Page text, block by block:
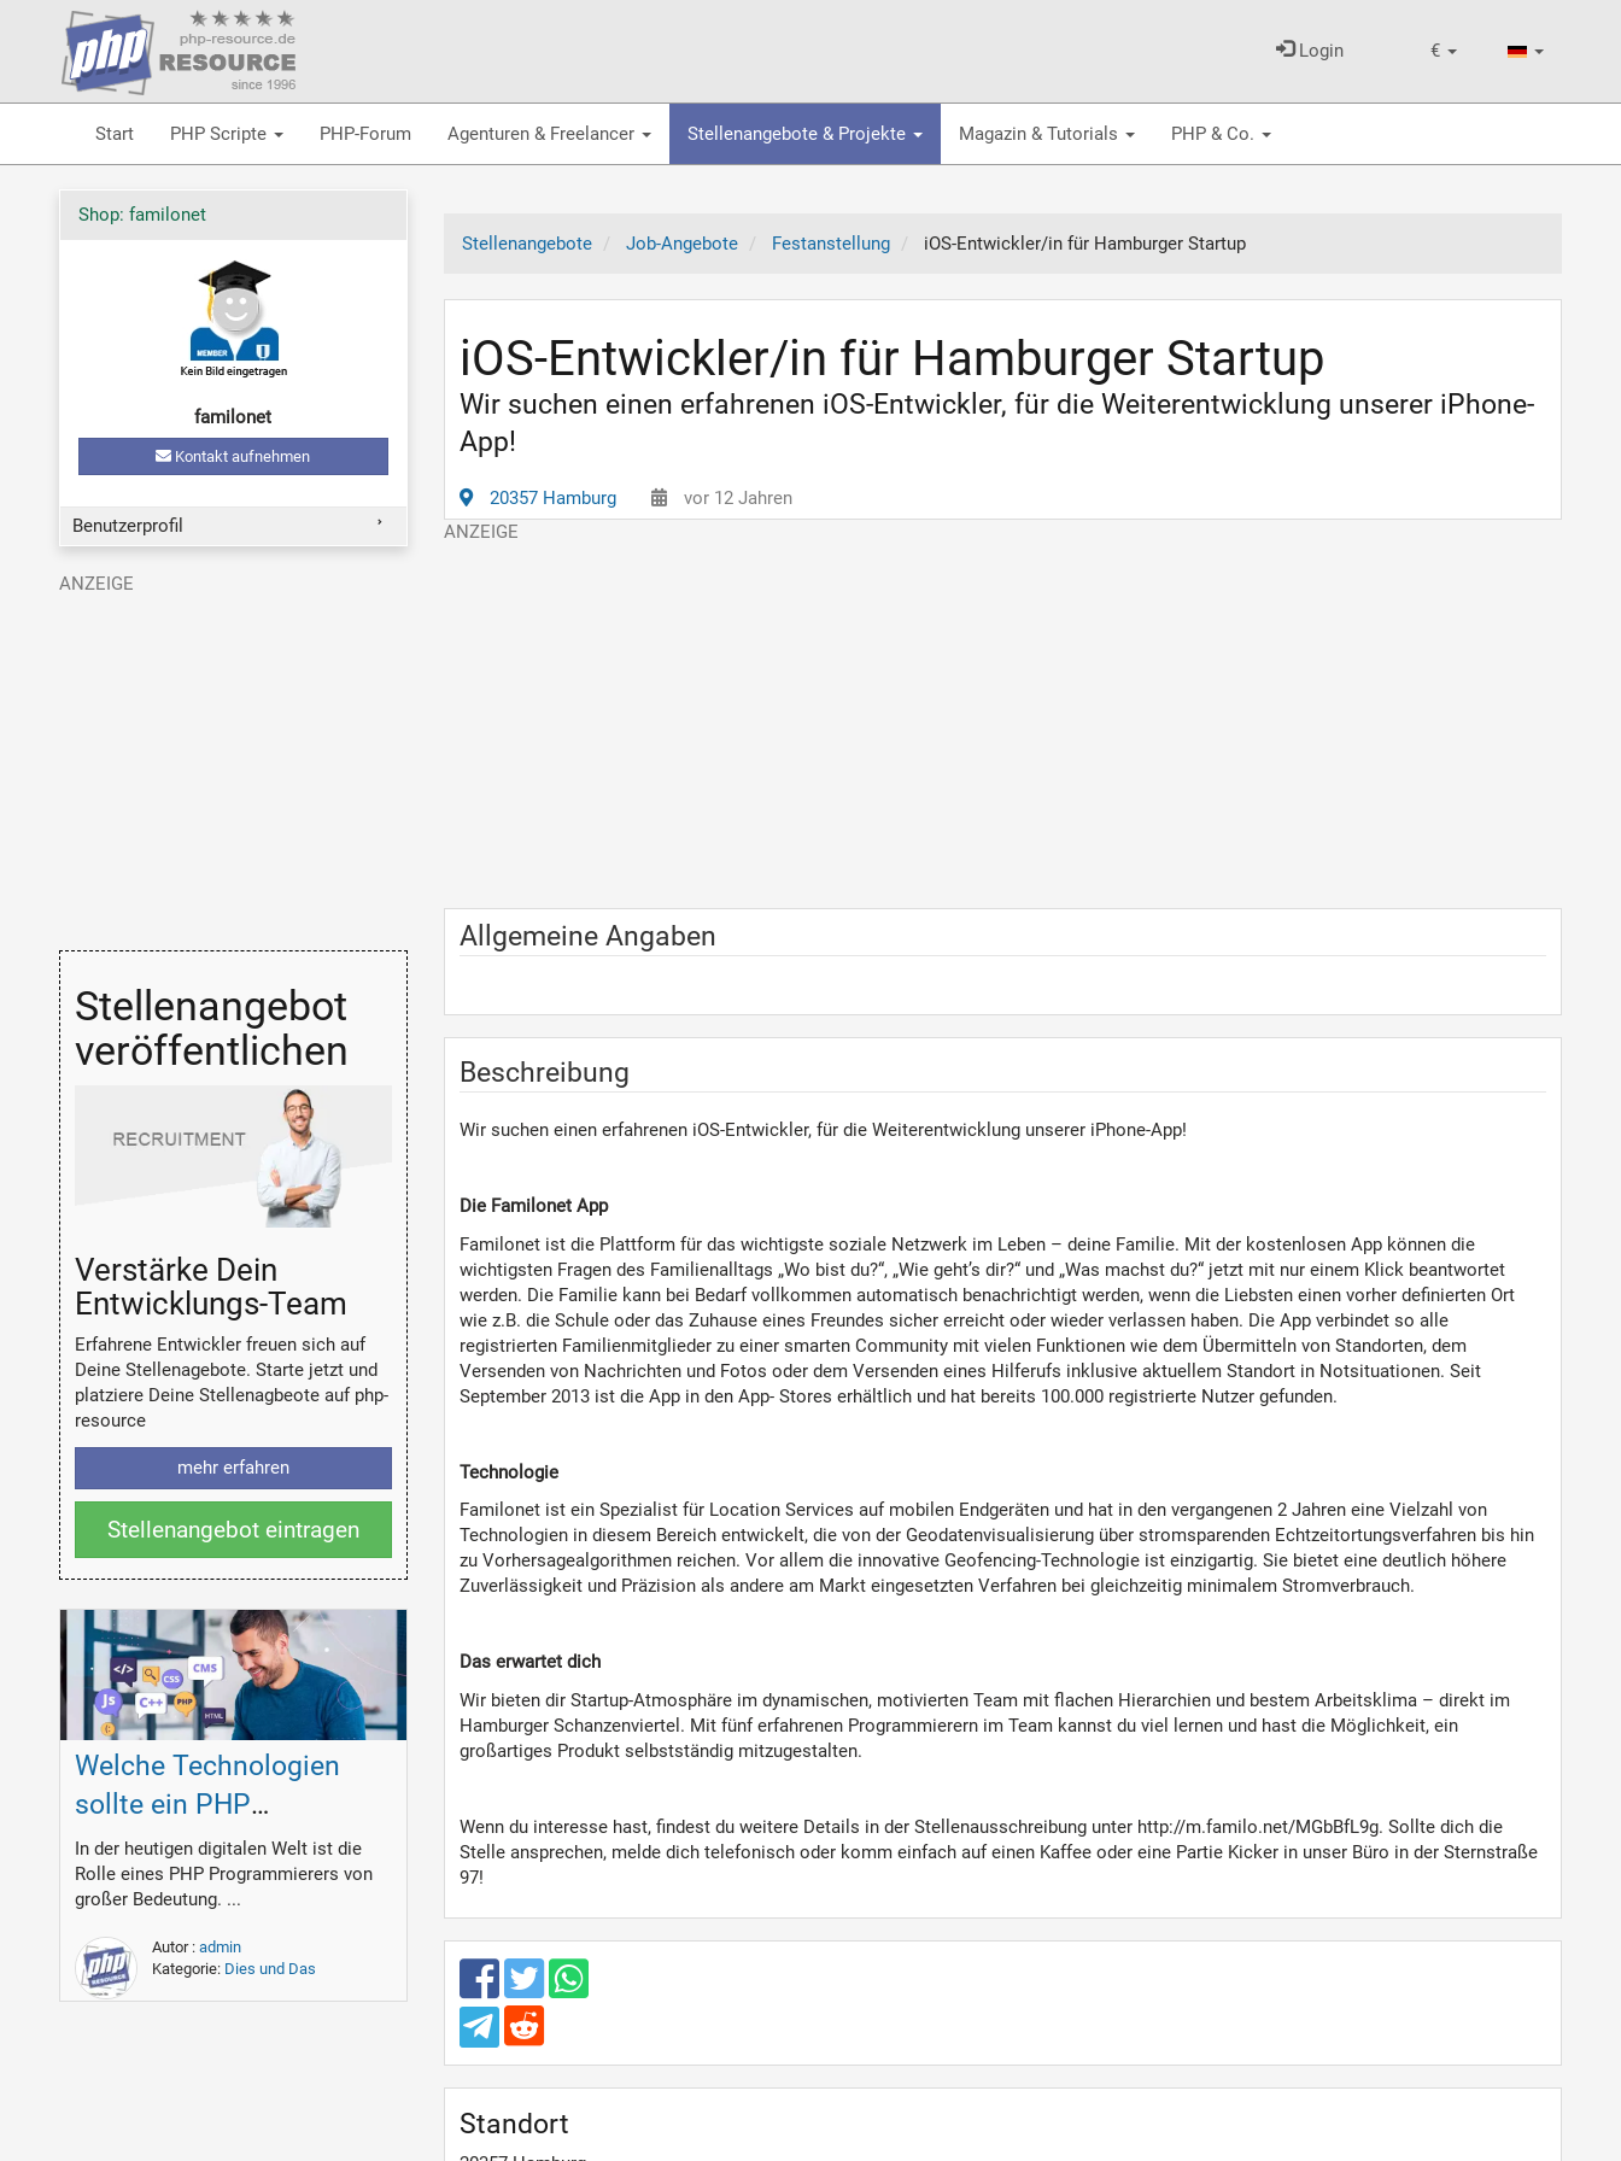
€
Login
Start PHP Scripte PHP-Forum Agenturen & Freelancer Stellenangebote & Projekte Magazin & Tutorials PHP & Co.
Stellenangebote Job-Angebote Festanstellung iOS-Entwickler/in für Hamburger Startup
iOS-Entwickler/in für Hamburger Startup
Wir suchen einen erfahrenen iOS-Entwickler, für die Weiterentwicklung unserer iPhone-
App!
20357 Hamburg vor 12 Jahren
Allgemeine Angaben
Beschreibung
Wir suchen einen erfahrenen iOS-Entwickler, für die Weiterentwicklung unserer iPhone-App!
Die Familonet App
Familonet ist die Plattform für das wichtigste soziale Netzwerk im Leben – deine Familie. Mit der kostenlosen App können die
wichtigsten Fragen des Familienalltags „Wo bist du?“, „Wie geht’s dir?“ und „Was machst du?“ jetzt mit nur einem Klick beantwortet
werden. Die Familie kann bei Bedarf vollkommen automatisch benachrichtigt werden, wenn die Liebsten einen vorher definierten Ort
wie z.B. die Schule oder das Zuhause eines Freundes sicher erreicht oder wieder verlassen haben. Die App verbindet so alle
registrierten Familienmitglieder zu einer smarten Community mit vielen Funktionen wie dem Übermitteln von Standorten, dem
Versenden von Nachrichten und Fotos oder dem Versenden eines Hilferufs inklusive aktuellem Standort in Notsituationen. Seit
September 2013 ist die App in den App- Stores erhältlich und hat bereits 100.000 registrierte Nutzer gefunden.
Technologie
Familonet ist ein Spezialist für Location Services auf mobilen Endgeräten und hat in den vergangenen 2 Jahren eine Vielzahl von
Technologien in diesem Bereich entwickelt, die von der Geodatenvisualisierung über stromsparenden Echtzeitortungsverfahren bis hin
zu Vorhersagealgorithmen reichen. Vor allem die innovative Geofencing-Technologie ist einzigartig. Sie bietet eine deutlich höhere
Zuverlässigkeit und Präzision als andere am Markt eingesetzten Verfahren bei gleichzeitig minimalem Stromverbrauch.
Das erwartet dich
Wir bieten dir Startup-Atmosphäre im dynamischen, motivierten Team mit flachen Hierarchien und bestem Arbeitsklima – direkt im
Hamburger Schanzenviertel. Mit fünf erfahrenen Programmierern im Team kannst du viel lernen und hast die Möglichkeit, ein
großartiges Produkt selbstständig mitzugestalten.
Wenn du interesse hast, findest du weitere Details in der Stellenausschreibung unter http://m.familo.net/MGbBfL9g. Sollte dich die
Stelle ansprechen, melde dich telefonisch oder komm einfach auf einen Kaffee oder eine Partie Kicker in unser Büro in der Sternstraße
97!
Standort
Shop: familonet
familonet
Kontakt aufnehmen
Benutzerprofil
Stellenangebot
veröffentlichen
Verstärke Dein
Entwicklungs-Team
Erfahrene Entwickler freuen sich auf
Deine Stellenagebote. Starte jetzt und
platziere Deine Stellenagbeote auf php-
resource
mehr erfahren
Stellenangebot eintragen
Welche Technologien
sollte ein PHP
Programmierer
beherrschen?
In der heutigen digitalen Welt ist die
Rolle eines PHP Programmierers von
großer Bedeutung. ...
Autor : admin
Kategorie: Dies und Das